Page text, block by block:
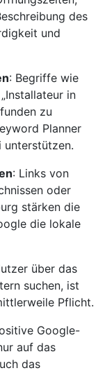
des
und
: Begriffe wie
in
zu
Planner
unterstützen.
: Links von
oder
stärken die
die lokale
über das
suchen, ist
Pflicht.
Google-
auf das
das